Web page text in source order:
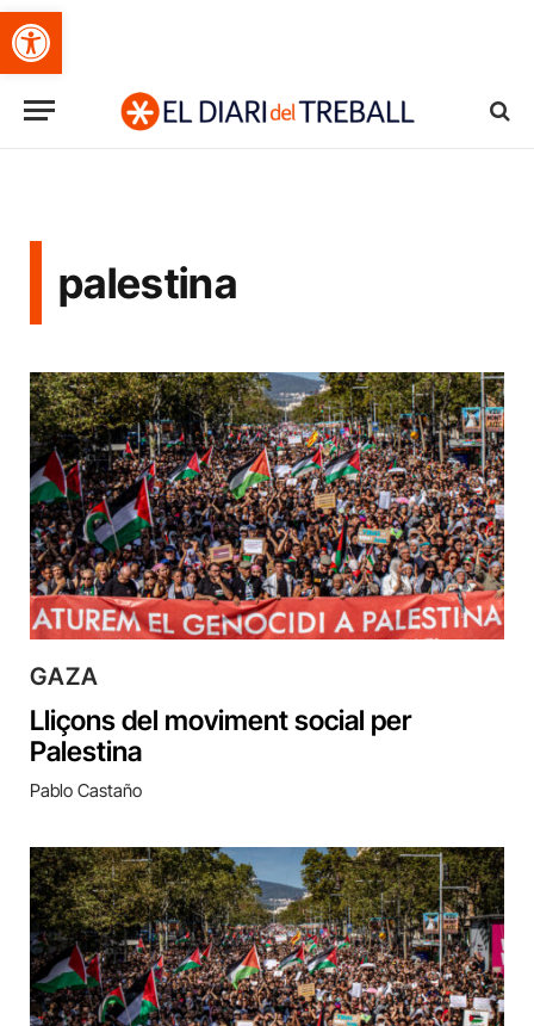
Obre la barra d'eines
palestina
GAZA
Lliçons del moviment social per
Palestina
Pablo Castaño